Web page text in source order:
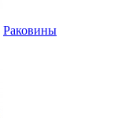
Раковины